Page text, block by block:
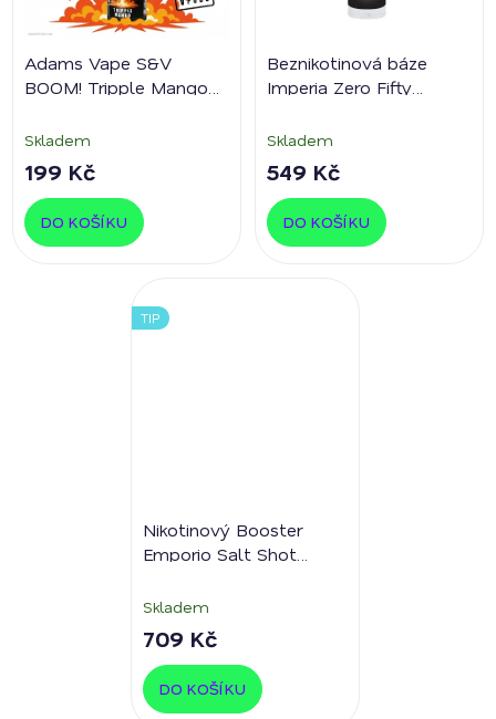
Adams Vape S&V
BOOM! Tripple Mango
Skladem
199 Kč
DO KOŠÍKU
Beznikotinová báze
Imperia Zero Fifty
nikotinu
Skladem
549 Kč
DO KOŠÍKU
TIP
Nikotinový Booster
Emporio Salt Shot
20mg/ml
Skladem
709 Kč
DO KOŠÍKU